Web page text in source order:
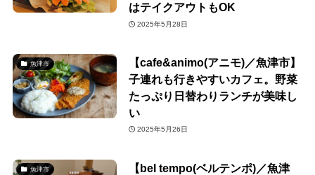
はテイクアウトもOK
2025年5月28日
魚津市
【cafe&animo(アニモ)／魚津市】
子連れも行きやすいカフェ。野菜
たっぷり日替わりランチが美味し
い
2025年5月26日
魚津市
【bel tempo(ベルテンポ)／魚津